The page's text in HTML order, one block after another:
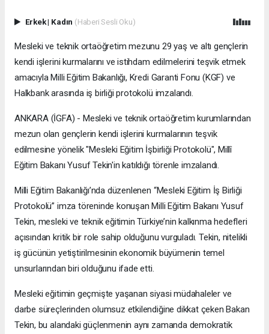
Erkek| Kadın (Haberi Sesli Oku)
Mesleki ve teknik ortaöğretim mezunu 29 yaş ve altı gençlerin
kendi işlerini kurmalarını ve istihdam edilmelerini teşvik etmek
amacıyla Milli Eğitim Bakanlığı, Kredi Garanti Fonu (KGF) ve
Halkbank arasında iş birliği protokolü imzalandı.
ANKARA (İGFA) - Mesleki ve teknik ortaöğretim kurumlarından
mezun olan gençlerin kendi işlerini kurmalarının teşvik
edilmesine yönelik "Mesleki Eğitim İşbirliği Protokolü", Millî
Eğitim Bakanı Yusuf Tekin'in katıldığı törenle imzalandı.
Milli Eğitim Bakanlığı’nda düzenlenen “Mesleki Eğitim İş Birliği
Protokolü” imza töreninde konuşan Milli Eğitim Bakanı Yusuf
Tekin, mesleki ve teknik eğitimin Türkiye’nin kalkınma hedefleri
açısından kritik bir role sahip olduğunu vurguladı. Tekin, nitelikli
iş gücünün yetiştirilmesinin ekonomik büyümenin temel
unsurlarından biri olduğunu ifade etti.
Mesleki eğitimin geçmişte yaşanan siyasi müdahaleler ve
darbe süreçlerinden olumsuz etkilendiğine dikkat çeken Bakan
Tekin, bu alandaki güçlenmenin aynı zamanda demokratik